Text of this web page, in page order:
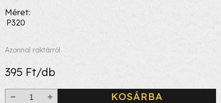
Méret
P320
Azonnal raktárról
395 Ft/db
KOSÁRBA